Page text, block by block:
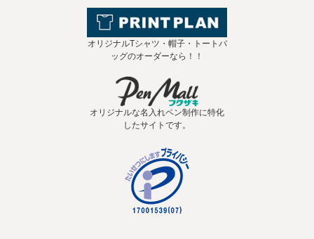
オリジナルTシャツ・帽子・トートバ
ッグのオーダーなら！！
オリジナルな名入れペン制作に特化
したサイトです。